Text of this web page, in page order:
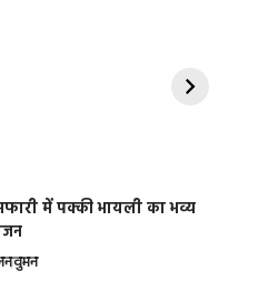
में पक्की भायली का भव्य
वुमन